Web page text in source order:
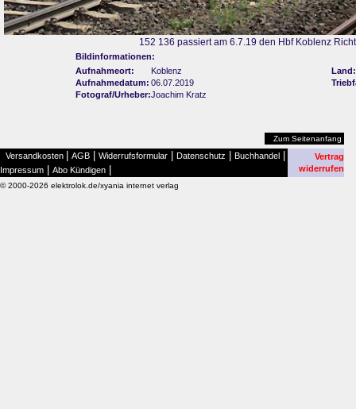
152 136 passiert am 6.7.19 den Hbf Koblenz
Bildinformationen:
Aufnahmeort:
Koblenz
Land:
Aufnahmedatum: 06.07.2019
Fotograf/Urheber:Joachim Kratz
Zum Seitenanfang
Versandkosten AGB Widerrufsformular Datenschutz Buchhandel
Impressum Abo Kündigen
Vertrag
widerrufen
© 2000-2026 elektrolok.de/xyania internet verlag